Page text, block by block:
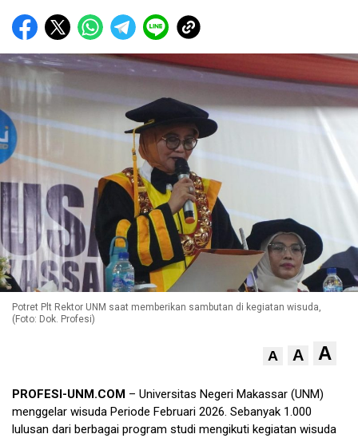
Potret Plt Rektor UNM saat memberikan sambutan di kegiatan wisuda,
(Foto: Dok. Profesi)
A A A
PROFESI-UNM.COM – Universitas Negeri Makassar (UNM)
menggelar wisuda Periode Februari 2026. Sebanyak 1.000
lulusan dari berbagai program studi mengikuti kegiatan wisuda